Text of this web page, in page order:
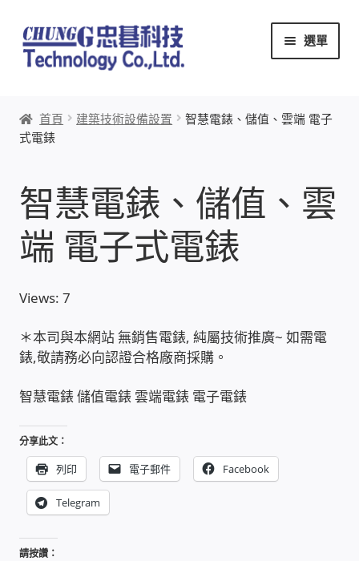
跳
至
導
列
跳
至
主
內
容
選單
關於忠碁
本站文章導覽
本站AI文字客服
竹南百齡扶輪社
收費標準依據
照片紀實影音
儀器設備
首頁 建築技術設備設置
智慧電錶、儲值、雲端 電子
式電錶
智慧電錶、儲值、雲
端 電子式電錶
Views: 7
＊本司與本網站 無銷售電錶, 純屬技術推廣~ 如需電
錶,敬請務必向認證合格廠商採購。
智慧電錶 儲值電錶 雲端電錶 電子電錶
分享此文：
列印 電子郵件 Facebook
Telegram
請按讚：